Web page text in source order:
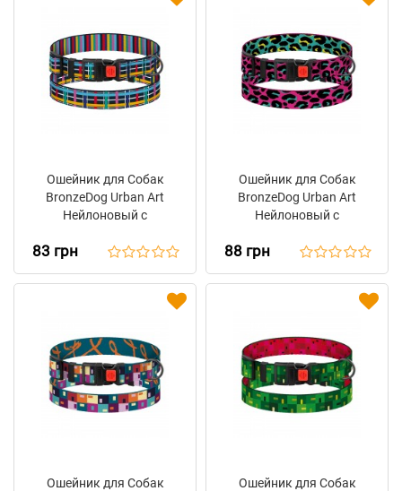
Ошейник для Собак
BronzeDog Urban Art
Нейлоновый с
Клеточка
83 грн
Ошейник для Собак
BronzeDog Urban Art
Нейлоновый с
Леопард
88 грн
Ошейник для Собак
Ошейник для Собак